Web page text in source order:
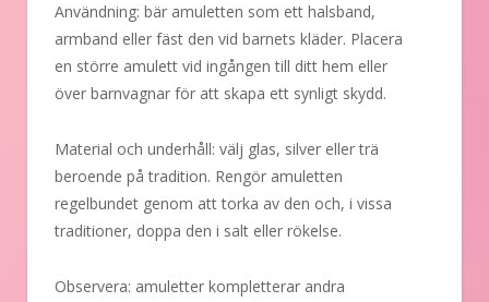
Användning: bär amuletten som ett halsband,
armband eller fäst den vid barnets kläder. Placera
en större amulett vid ingången till ditt hem eller
över barnvagnar för att skapa ett synligt skydd.
Material och underhåll: välj glas, silver eller trä
beroende på tradition. Rengör amuletten
regelbundet genom att torka av den och, i vissa
traditioner, doppa den i salt eller rökelse.
Observera: amuletter kompletterar andra